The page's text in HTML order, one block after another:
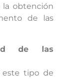
obtención
de las
de las
este tipo de